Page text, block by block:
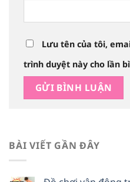
Lưu tên của tôi,
trình duyệt này cho lần
BÀI VIẾT GẦN ĐÂY